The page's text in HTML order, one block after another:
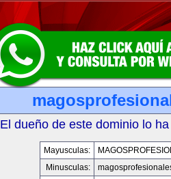
El dueño de este dominio lo
Mayusculas:
Minusculas: